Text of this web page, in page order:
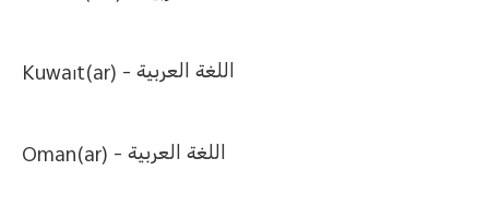
Kuwait(ar) -اللغة العربية
Oman(ar) -اللغة العربية